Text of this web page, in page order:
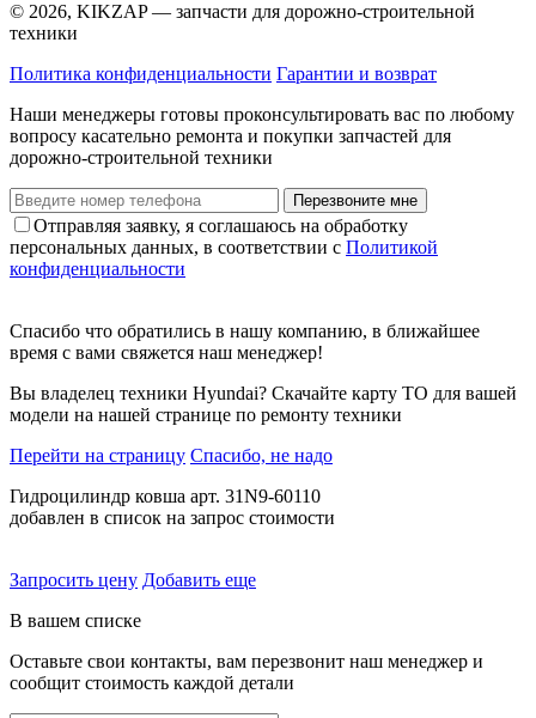
© 2026, KIKZAP — запчасти для дорожно-строительной
техники
Политика конфиденциальности Гарантии и возврат
Наши менеджеры готовы проконсультировать вас по любому
вопросу касательно ремонта и покупки запчастей для
дорожно-строительной техники
Перезвоните мне
Отправляя заявку, я соглашаюсь на обработку
персональных данных, в соответствии с Политикой
конфиденциальности
Спасибо что обратились в нашу компанию, в ближайшее
время с вами свяжется наш менеджер!
Вы владелец техники Hyundai? Скачайте карту ТО для вашей
модели на нашей странице по ремонту техники
Перейти на страницу Спасибо, не надо
Гидроцилиндр ковша арт. 31N9-60110
добавлен в список на запрос стоимости
Запросить цену Добавить еще
В вашем списке
Оставьте свои контакты, вам перезвонит наш менеджер и
сообщит стоимость каждой детали